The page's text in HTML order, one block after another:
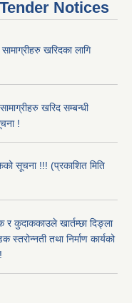
Notices
खरिदका लागि
खरिद सम्बन्धी
!
सूचना !!! (प्रकाशित मिति
र कुदाककाउले खार्तम्छा दिङ्ला
तथा निर्माण कार्यको